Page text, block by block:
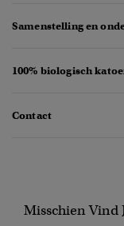
Samenstelling en
100% biologisch
Contact
Misschien Vind